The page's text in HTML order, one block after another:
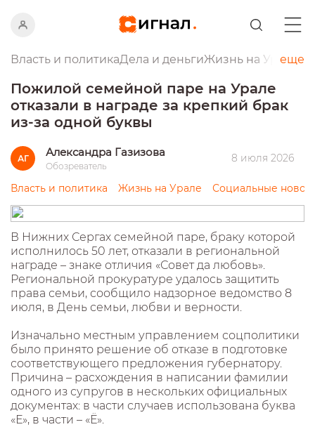
Власть и политикаДела и деньгиЖизнь на Урале
еще
Пожилой семейной паре на Урале
отказали в награде за крепкий брак
из-за одной буквы
АГ Александра Газизова
Обозреватель
8 июля 2026
Власть и политика Жизнь на Урале Социальные
В Нижних Сергах семейной паре, браку которой
исполнилось 50 лет, отказали в региональной
награде – знаке отличия «Совет да любовь».
Региональной прокуратуре удалось защитить
права семьи, сообщило надзорное ведомство 8
июля, в День семьи, любви и верности.
Изначально местным управлением соцполитики
было принято решение об отказе в подготовке
соответствующего предложения губернатору.
Причина – расхождения в написании фамилии
одного из супругов в нескольких официальных
документах: в части случаев использована буква
«Е», в части – «Ё».